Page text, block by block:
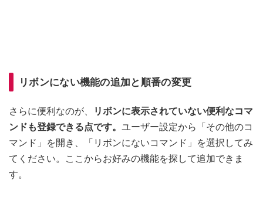
リボンにない機能の追加と順番の変更
さらに便利なのが、
リボンに表示されていない便利なコマ
ンドも登録できる点です。 ユーザー設定から「その他のコ
マンド」を開き、「リボンにないコマンド」を選択してみ
てください。ここからお好みの機能を探して追加できま
す。